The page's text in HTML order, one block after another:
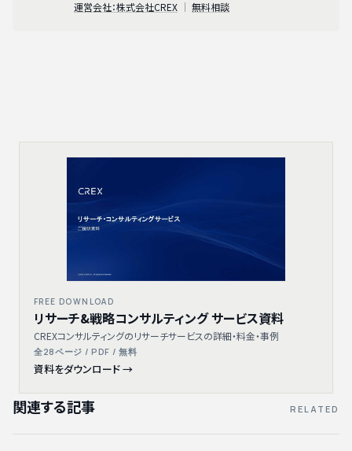
運営会社：株式会社CREX ｜ 無料相談
FREE DOWNLOAD
リサーチ&戦略コンサルティング サービス資料
CREXコンサルティングのリサーチサービスの詳細・料金・事例
全28ページ / PDF / 無料
資料をダウンロード →
関連する記事 RELATED